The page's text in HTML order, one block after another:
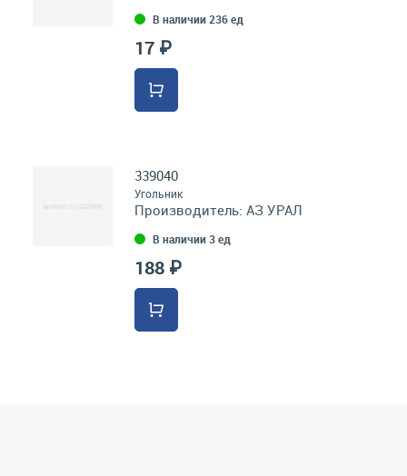
В наличии 236 ед
17 ₽
339040
Угольник
Производитель: АЗ УРАЛ
В наличии 3 ед
188 ₽